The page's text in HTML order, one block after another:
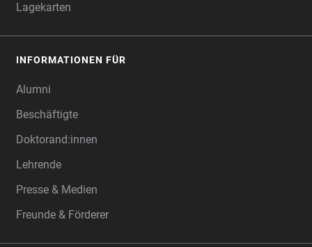
Lagekarten
INFORMATIONEN FÜR
Alumni
Beschäftigte
Doktorand:innen
Lehrende
Presse & Medien
Freunde & Förderer